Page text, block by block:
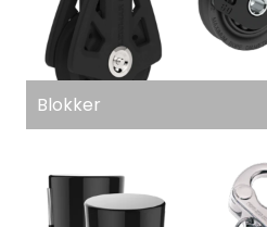
Blokker